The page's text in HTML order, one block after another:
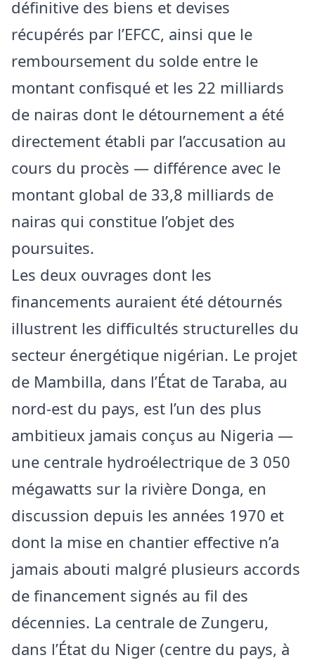
définitive des biens et devises
récupérés par l’EFCC, ainsi que le
remboursement du solde entre le
montant confisqué et les 22 milliards
de nairas dont le détournement a été
directement établi par l’accusation au
cours du procès — différence avec le
montant global de 33,8 milliards de
nairas qui constitue l’objet des
poursuites.
Les deux ouvrages dont les
financements auraient été détournés
illustrent les difficultés structurelles du
secteur énergétique nigérian. Le projet
de Mambilla, dans l’État de Taraba, au
nord-est du pays, est l’un des plus
ambitieux jamais conçus au Nigeria —
une centrale hydroélectrique de 3 050
mégawatts sur la rivière Donga, en
discussion depuis les années 1970 et
dont la mise en chantier effective n’a
jamais abouti malgré plusieurs accords
de financement signés au fil des
décennies. La centrale de Zungeru,
dans l’État du Niger (centre du pays, à